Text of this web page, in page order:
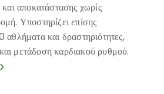
αποκατάστασης χωρίς
Υποστηρίζει επίσης
και δραστηριότητες,
μετάδοση καρδιακού ρυθμού.